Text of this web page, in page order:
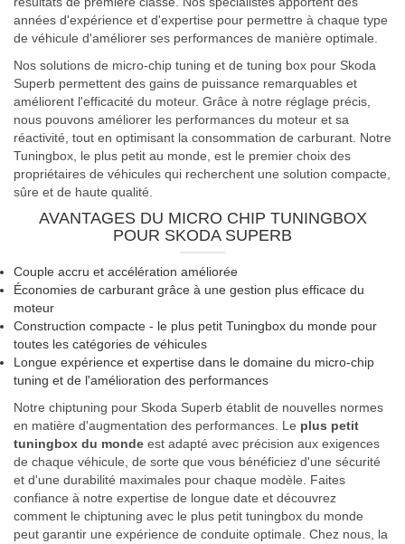
années d'expérience et d'expertise pour permettre à chaque type
de véhicule d'améliorer ses performances de manière optimale.
Nos solutions de micro-chip tuning et de tuning box pour Skoda
Superb permettent des gains de puissance remarquables et
améliorent l'efficacité du moteur. Grâce à notre réglage précis,
nous pouvons améliorer les performances du moteur et sa
réactivité, tout en optimisant la consommation de carburant. Notre
Tuningbox, le plus petit au monde, est le premier choix des
propriétaires de véhicules qui recherchent une solution compacte,
sûre et de haute qualité.
AVANTAGES DU MICRO CHIP TUNINGBOX
POUR SKODA SUPERB
Couple accru et accélération améliorée
Économies de carburant grâce à une gestion plus efficace du
moteur
Construction compacte - le plus petit Tuningbox du monde pour
toutes les catégories de véhicules
Longue expérience et expertise dans le domaine du micro-chip
tuning et de l'amélioration des performances
Notre chiptuning pour Skoda Superb établit de nouvelles normes
en matière d'augmentation des performances. Le plus petit
tuningbox du monde est adapté avec précision aux exigences
de chaque véhicule, de sorte que vous bénéficiez d'une sécurité
et d'une durabilité maximales pour chaque modèle. Faites
confiance à notre expertise de longue date et découvrez
comment le chiptuning avec le plus petit tuningbox du monde
peut garantir une expérience de conduite optimale. Chez nous, la